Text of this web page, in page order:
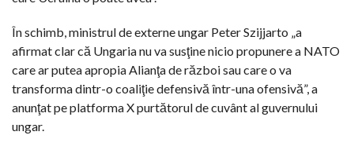
În schimb, ministrul de externe ungar Peter Szijjarto „a
afirmat clar că Ungaria nu va susţine nicio propunere a NATO
care ar putea apropia Alianţa de război sau care o va
transforma dintr-o coaliţie defensivă într-una ofensivă”, a
anunţat pe platforma X purtătorul de cuvânt al guvernului
ungar.